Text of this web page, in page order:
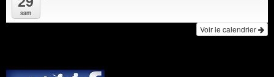
sam
Voir le calendrier